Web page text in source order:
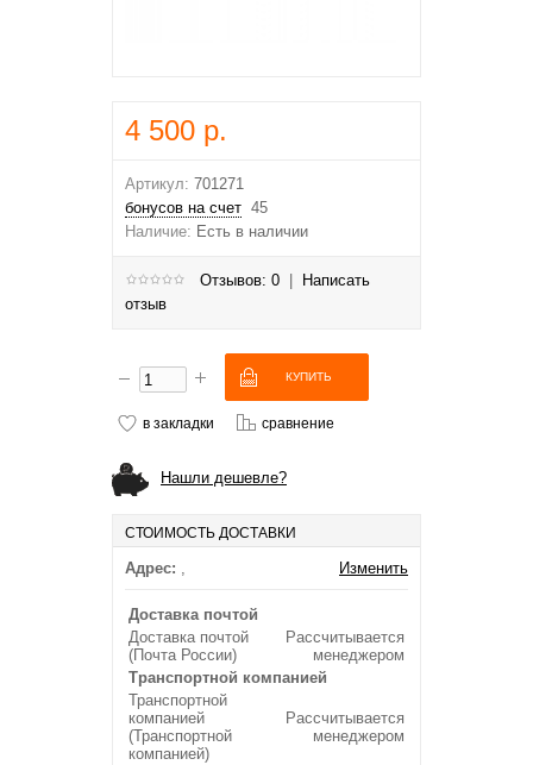
4 500 р.
Артикул: 701271
бонусов на счет 45
Наличие: Есть в наличии
Отзывов: 0
Написать
отзыв
в закладки сравнение
Нашли дешевле?
СТОИМОСТЬ ДОСТАВКИ
Адрес: , Изменить
Доставка почтой
Доставка почтой
(Почта России)
Рассчитывается
менеджером
Транспортной компанией
Транспортной
компанией
(Транспортной
компанией)
Рассчитывается
менеджером